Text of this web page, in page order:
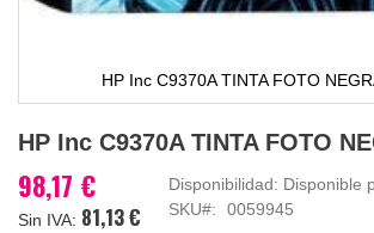
HP Inc C9370A TINTA FOTO
al
de
la
HP Inc C9370A TINTA FOTO
98,17 €
81,13 €
Disponibilidad: Disponible
SKU
0059945